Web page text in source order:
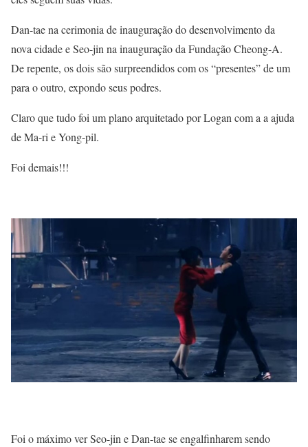
Dan-tae na cerimonia de inauguração do desenvolvimento da
nova cidade e Seo-jin na inauguração da Fundação Cheong-A.
De repente, os dois são surpreendidos com os “presentes” de um
para o outro, expondo seus podres.
Claro que tudo foi um plano arquitetado por Logan com a a ajuda
de Ma-ri e Yong-pil.
Foi demais!!!
Foi o máximo ver Seo-jin e Dan-tae se engalfinharem sendo